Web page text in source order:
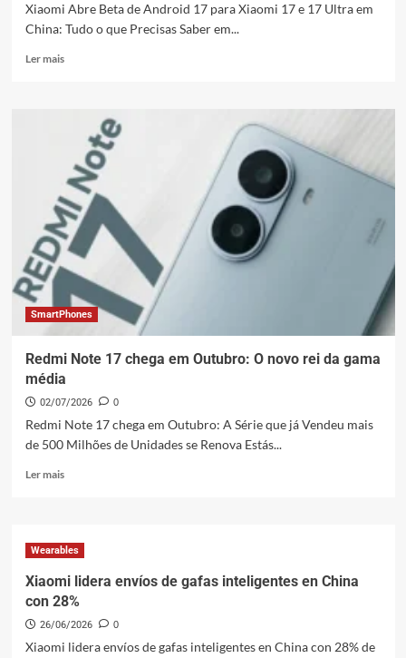
Xiaomi Abre Beta de Android 17 para Xiaomi 17 e 17 Ultra em
China: Tudo o que Precisas Saber em...
Ler maisLeia
Android
17
para
Xiaomi
17
e
Ultra
em
SmartPhones
Redmi Note 17 chega em Outubro: O novo rei da gama
média
02/07/2026 0
Redmi Note 17 chega em Outubro: A Série que já Vendeu mais
de 500 Milhões de Unidades se Renova Estás...
Ler maisLeia
Note
17
chega
em
Outubro:
O
novo
Wearables
Xiaomi lidera envíos de gafas inteligentes en China
con 28%
26/06/2026 0
Xiaomi lidera envíos de gafas inteligentes en China con 28% de